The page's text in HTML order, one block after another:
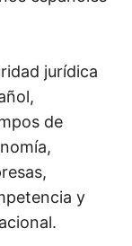
jurídica
de
y